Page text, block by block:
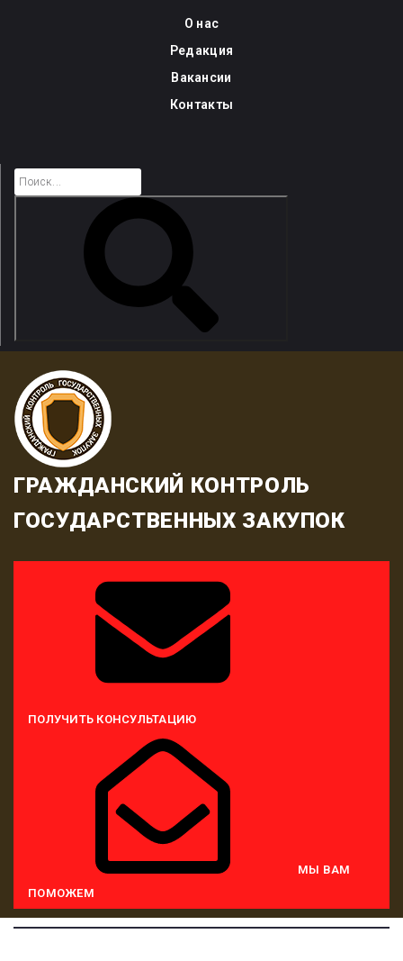
О нас
Редакция
Вакансии
Контакты
ГРАЖДАНСКИЙ КОНТРОЛЬ
ГОСУДАРСТВЕННЫХ ЗАКУПОК
ПОЛУЧИТЬ КОНСУЛЬТАЦИЮ
МЫ ВАМ
ПОМОЖЕМ